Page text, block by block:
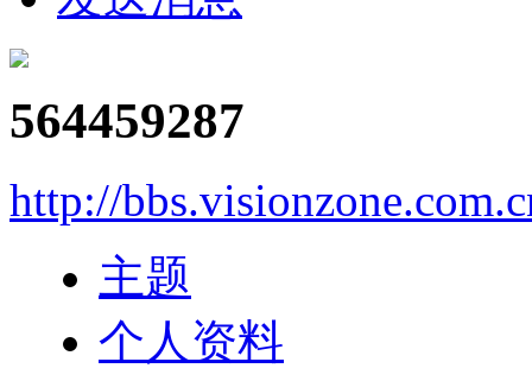
564459287
http://
主题
个人资料